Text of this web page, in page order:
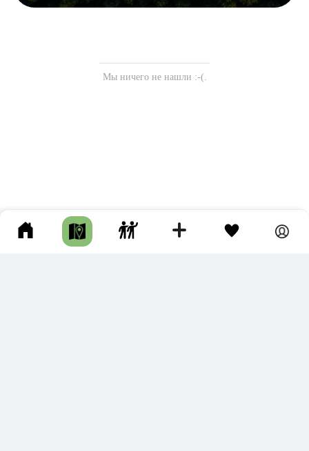
Мы ничего не нашли :-(.